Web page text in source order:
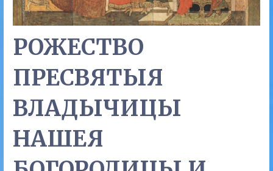
РОЖЕСТВО
ПРЕСВЯТЫЯ
ВЛАДЫЧИЦЫ
НАШЕЯ